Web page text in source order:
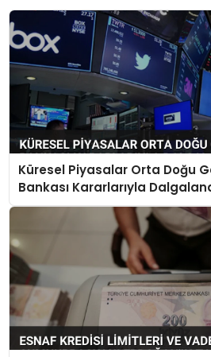
Küresel Piyasalar Orta Doğu
Bankası Kararlarıyla